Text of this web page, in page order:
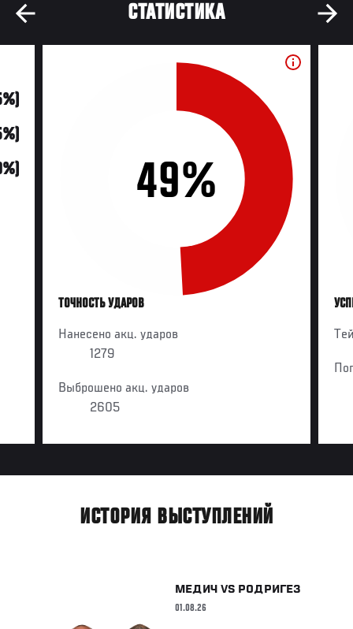
СТАТИСТИКА
49%
ТОЧНОСТЬ УДАРОВ
Нанесено акц. ударов
1279
Выброшено акц. ударов
2605
ИСТОРИЯ ВЫСТУПЛЕНИЙ
МЕДИЧ VS РОДРИГЕЗ
01.08.26